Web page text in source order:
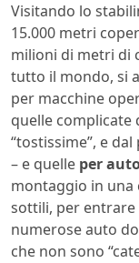
Visitando lo
15.000 metri
milioni di metri di
tutto il mondo, si
per macchine
quelle complicate
“tostissime”, e
– e quelle per
montaggio in una
sottili, per entrare
numerose auto
che non sono